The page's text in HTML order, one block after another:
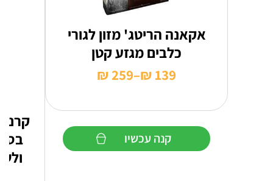
אקאנה הריטג' מזון לגורי
כלבים מגזע קטן
₪ 139
–
₪259
טווח
עד
⁦₪ 259⁩
קנה עכשיו